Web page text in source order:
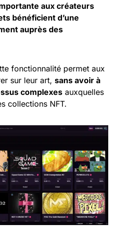
aux créateurs
bénéficient d’une
auprès des
fonctionnalité permet aux
sur leur art, sans avoir à
complexes auxquelles
collections NFT.